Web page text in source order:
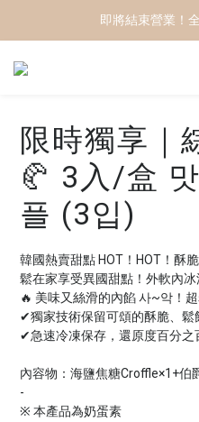
即將結束營業！
滿2500元免運費
即將結束營業！
限時獨享｜
🥐 3入/盒
플 (3입)
韓國熱賣甜點 HOT！HOT！酥
鬆在家享受異國甜點！外軟內
🔥 美味又絲滑的內餡 사~악！
✔獨家技術保留可頌的酥脆、鬆
✔急速冷凍保存，還原度百分之
內容物：海鹽焦糖Croffle×1+伯
-
※ 本產品為奶蛋素